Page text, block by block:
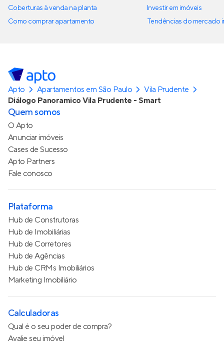
Coberturas à venda na planta
Como comprar apartamento
Investir em imóveis
Tendências do mercado
Apto Apartamentos em São Paulo
Vila Prudente
Diálogo Panoramico Vila Prudente - Smart
Quem somos
O Apto
Anunciar imóveis
Cases de Sucesso
Apto Partners
Fale conosco
Plataforma
Hub de Construtoras
Hub de Imobiliárias
Hub de Corretores
Hub de Agências
Hub de CRMs Imobiliários
Marketing Imobiliário
Calculadoras
Qual é o seu poder de compra?
Avalie seu imóvel